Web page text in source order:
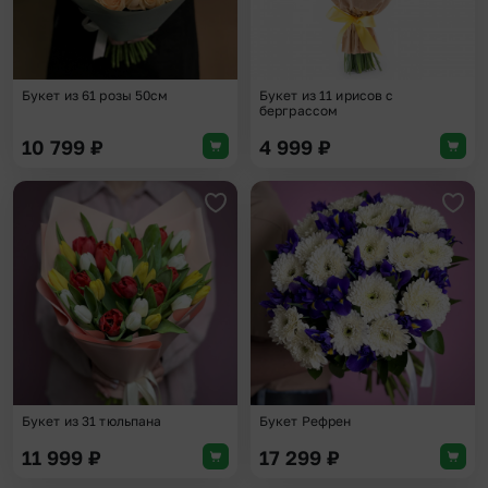
Букет из 61 розы 50см
10 799 ₽
Букет из 11 ирисов с
берграссом
4 999 ₽
Добавить в избранное
Букет из 31 тюльпана
11 999 ₽
Букет Рефрен
17 299 ₽